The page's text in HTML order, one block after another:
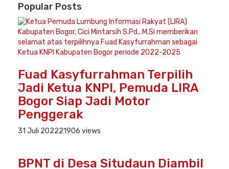
Popular Posts
Fuad Kasyfurrahman Terpilih
Jadi Ketua KNPI, Pemuda LIRA
Bogor Siap Jadi Motor
Penggerak
31 Juli 202221906 views
BPNT di Desa Situdaun Diambil